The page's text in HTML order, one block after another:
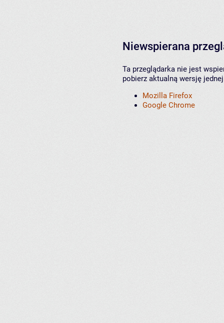
Niewspierana
Ta przeglądarka nie jest
pobierz aktualną wersję
Mozilla Firefox
Google Chrome